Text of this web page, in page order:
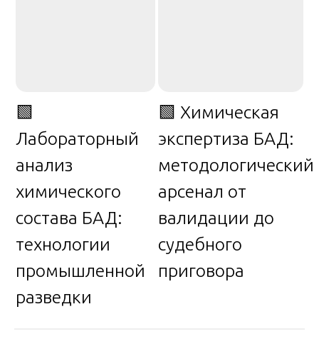
🟩
Лабораторный
анализ
химического
состава БАД:
технологии
промышленной
разведки
🟩 Химическая
экспертиза БАД:
методологический
арсенал от
валидации до
судебного
приговора